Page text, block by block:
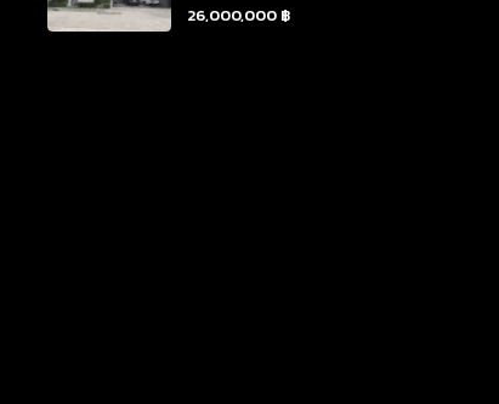
26,000,000 ฿